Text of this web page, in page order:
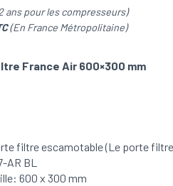
ans pour les compresseurs)
(En France Métropolitaine)
France Air 600×300 mm
filtre escamotable (Le porte
AR BL
600 x 300 mm